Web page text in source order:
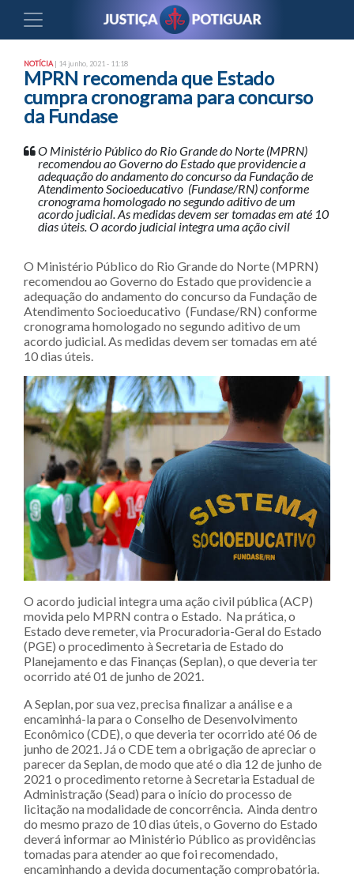
NOTÍCIA | 14 junho, 2021 - 11:18
MPRN recomenda que Estado
cumpra cronograma para concurso
da Fundase
O Ministério Público do Rio Grande do Norte (MPRN)
recomendou ao Governo do Estado que providencie a
adequação do andamento do concurso da Fundação de
Atendimento Socioeducativo (Fundase/RN) conforme
cronograma homologado no segundo aditivo de um
acordo judicial. As medidas devem ser tomadas em até 10
dias úteis. O acordo judicial integra uma ação civil
O Ministério Público do Rio Grande do Norte (MPRN)
recomendou ao Governo do Estado que providencie a
adequação do andamento do concurso da Fundação de
Atendimento Socioeducativo (Fundase/RN) conforme
cronograma homologado no segundo aditivo de um
acordo judicial. As medidas devem ser tomadas em até
10 dias úteis.
O acordo judicial integra uma ação civil pública (ACP)
movida pelo MPRN contra o Estado. Na prática, o
Estado deve remeter, via Procuradoria-Geral do Estado
(PGE) o procedimento à Secretaria de Estado do
Planejamento e das Finanças (Seplan), o que deveria ter
ocorrido até 01 de junho de 2021.
A Seplan, por sua vez, precisa finalizar a análise e a
encaminhá-la para o Conselho de Desenvolvimento
Econômico (CDE), o que deveria ter ocorrido até 06 de
junho de 2021. Já o CDE tem a obrigação de apreciar o
parecer da Seplan, de modo que até o dia 12 de junho de
2021 o procedimento retorne à Secretaria Estadual de
Administração (Sead) para o início do processo de
licitação na modalidade de concorrência. Ainda dentro
do mesmo prazo de 10 dias úteis, o Governo do Estado
deverá informar ao Ministério Público as providências
tomadas para atender ao que foi recomendado,
encaminhando a devida documentação comprobatória.